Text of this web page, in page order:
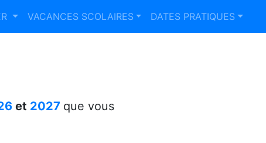
VACANCES SCOLAIRES DATES PRATIQUES
et 2027 que vous